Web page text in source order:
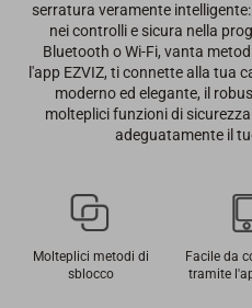
serratura veramente
nei controlli e sicura nella
Bluetooth o Wi-Fi, vanta
l'app EZVIZ, ti connette alla tua
moderno ed elegante, il
molteplici funzioni di
adeguatamente il
Molteplici metodi di
sblocco
Facile da
tramite